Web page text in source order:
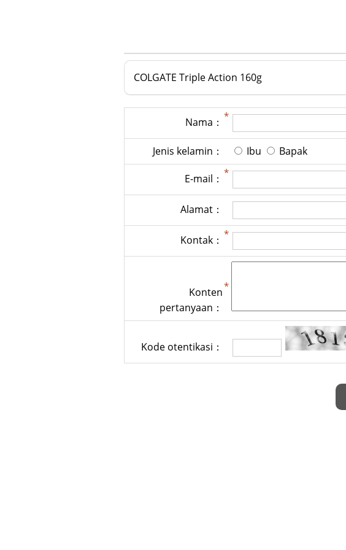
COLGATE Triple Action 160g
Nama：
Jenis kelamin： Ibu Bapak
E-mail：
Alamat：
Kontak：
Konten
pertanyaan：
Kode otentikasi：